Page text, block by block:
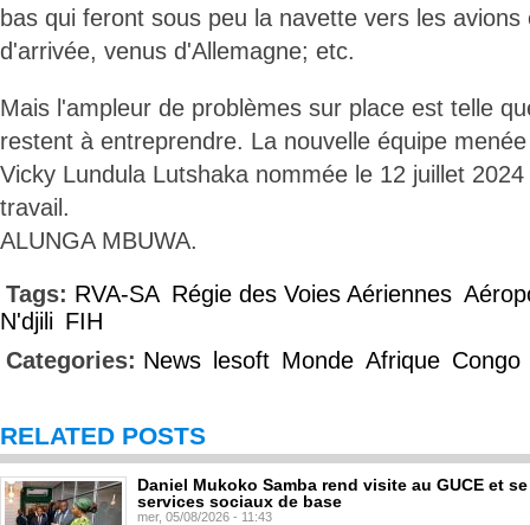
bas qui feront sous peu la navette vers les avions
d'arrivée, venus d'Allemagne; etc.
Mais l'ampleur de problèmes sur place est telle
restent à entreprendre. La nouvelle équipe
Vicky Lundula Lutshaka nommée le 12 juillet
travail.
ALUNGA MBUWA.
Tags: RVA-SA Régie des Voies Aériennes
N'djili FIH
Categories: News lesoft Monde Afrique Congo
RELATED POSTS
Daniel Mukoko Samba rend visite au GUCE et
services sociaux de base
mer, 05/08/2026 - 11:43